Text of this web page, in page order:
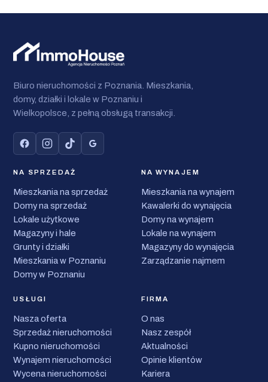
Biuro nieruchomości z Poznania. Mieszkania,
domy, działki i lokale w Poznaniu i
Wielkopolsce, z pełną obsługą transakcji.
NA SPRZEDAŻ
Mieszkania na sprzedaż
Domy na sprzedaż
Lokale użytkowe
Magazyny i hale
Grunty i działki
Mieszkania w Poznaniu
Domy w Poznaniu
NA WYNAJEM
Mieszkania na wynajem
Kawalerki do wynajęcia
Domy na wynajem
Lokale na wynajem
Magazyny do wynajęcia
Zarządzanie najmem
USŁUGI
Nasza oferta
Sprzedaż nieruchomości
Kupno nieruchomości
Wynajem nieruchomości
Wycena nieruchomości
FIRMA
O nas
Nasz zespół
Aktualności
Opinie klientów
Kariera